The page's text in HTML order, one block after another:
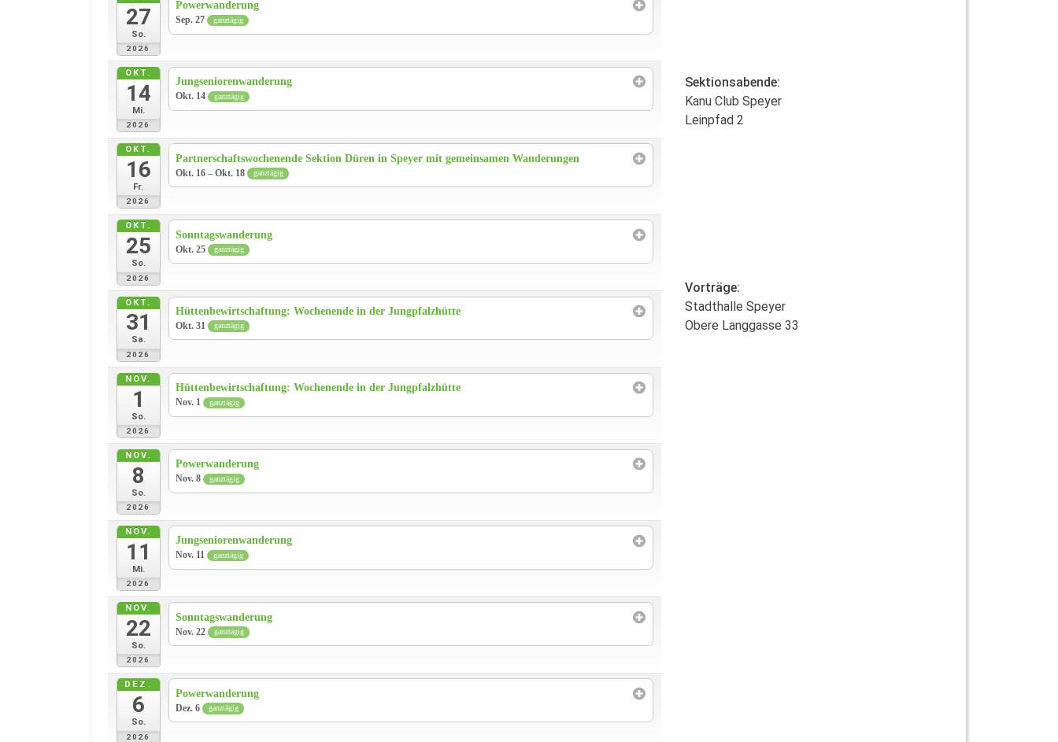
27
So.
2026
Powerwanderung
Sep. 27 ganztägig
OKT.
14
Mi.
2026
Jungseniorenwanderung
Okt. 14 ganztägig
OKT.
16
Fr.
2026
Partnerschaftswochenende Sektion Düren in Speyer mit gemeinsamen Wanderungen
Okt. 16 – Okt. 18 ganztägig
OKT.
25
So.
2026
Sonntagswanderung
Okt. 25 ganztägig
OKT.
31
Sa.
2026
Hüttenbewirtschaftung: Wochenende in der Jungpfalzhütte
Okt. 31 ganztägig
NOV.
1
So.
2026
Hüttenbewirtschaftung: Wochenende in der Jungpfalzhütte
Nov. 1 ganztägig
NOV.
8
So.
2026
Powerwanderung
Nov. 8 ganztägig
NOV.
11
Mi.
2026
Jungseniorenwanderung
Nov. 11 ganztägig
NOV.
22
So.
2026
Sonntagswanderung
Nov. 22 ganztägig
DEZ.
6
So.
2026
Powerwanderung
Dez. 6 ganztägig
Sektionsabende:
Kanu Club Speyer
Leinpfad 2
Vorträge:
Stadthalle Speyer
Obere Langgasse 33